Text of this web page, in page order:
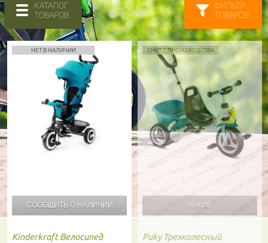
КАТАЛОГ
ТОВАРОВ
ФИЛЬТР
ТОВАРОВ
НЕТ В НАЛИЧИИ
СООБЩИТЬ О НАЛИЧИИ
Kinderkraft Велосипед
СНЯТ С ПРОИЗВОДСТВА
Puky Трехколесный